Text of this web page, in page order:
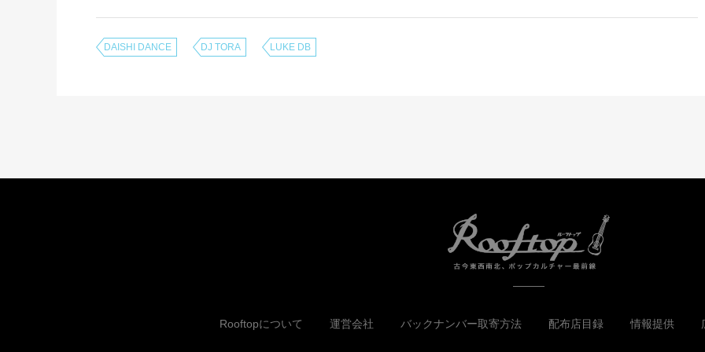
DAISHI DANCE DJ TORA LUKE DB
Rooftopについて 運営会社 バックナンバー取寄方法 配布店目録 情報提供